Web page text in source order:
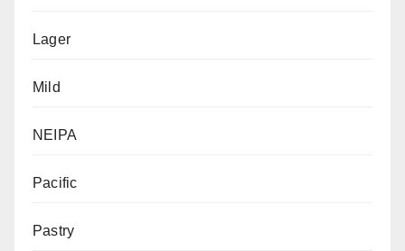
Lager
Mild
NEIPA
Pacific
Pastry